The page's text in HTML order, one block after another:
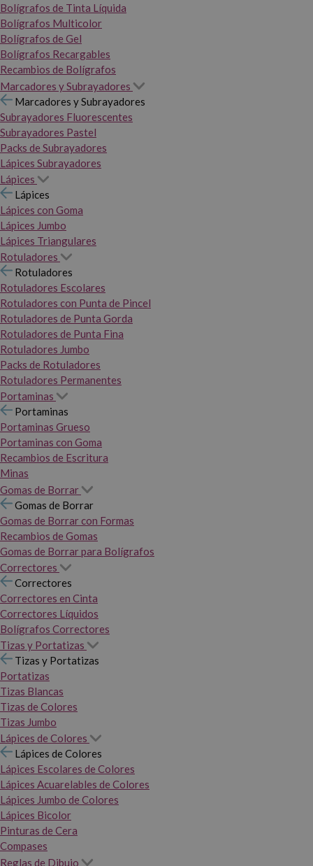
Bolígrafos de Tinta Líquida
Bolígrafos Multicolor
Bolígrafos de Gel
Bolígrafos Recargables
Recambios de Bolígrafos
Marcadores y Subrayadores
Marcadores y Subrayadores
Subrayadores Fluorescentes
Subrayadores Pastel
Packs de Subrayadores
Lápices Subrayadores
Lápices
Lápices
Lápices con Goma
Lápices Jumbo
Lápices Triangulares
Rotuladores
Rotuladores
Rotuladores Escolares
Rotuladores con Punta de Pincel
Rotuladores de Punta Gorda
Rotuladores de Punta Fina
Rotuladores Jumbo
Packs de Rotuladores
Rotuladores Permanentes
Portaminas
Portaminas
Portaminas Grueso
Portaminas con Goma
Recambios de Escritura
Minas
Gomas de Borrar
Gomas de Borrar
Gomas de Borrar con Formas
Recambios de Gomas
Gomas de Borrar para Bolígrafos
Correctores
Correctores
Correctores en Cinta
Correctores Líquidos
Bolígrafos Correctores
Tizas y Portatizas
Tizas y Portatizas
Portatizas
Tizas Blancas
Tizas de Colores
Tizas Jumbo
Lápices de Colores
Lápices de Colores
Lápices Escolares de Colores
Lápices Acuarelables de Colores
Lápices Jumbo de Colores
Lápices Bicolor
Pinturas de Cera
Compases
Reglas de Dibujo